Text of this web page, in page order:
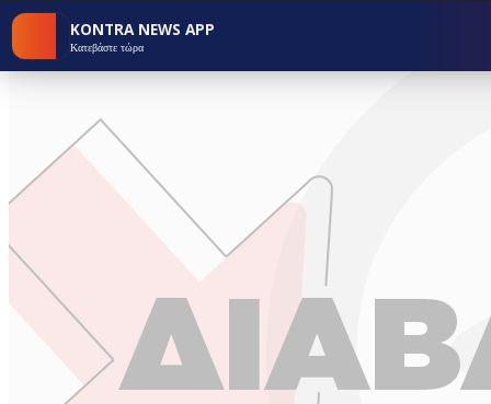
KONTRA NEWS APP
Κατεβάστε τώρα